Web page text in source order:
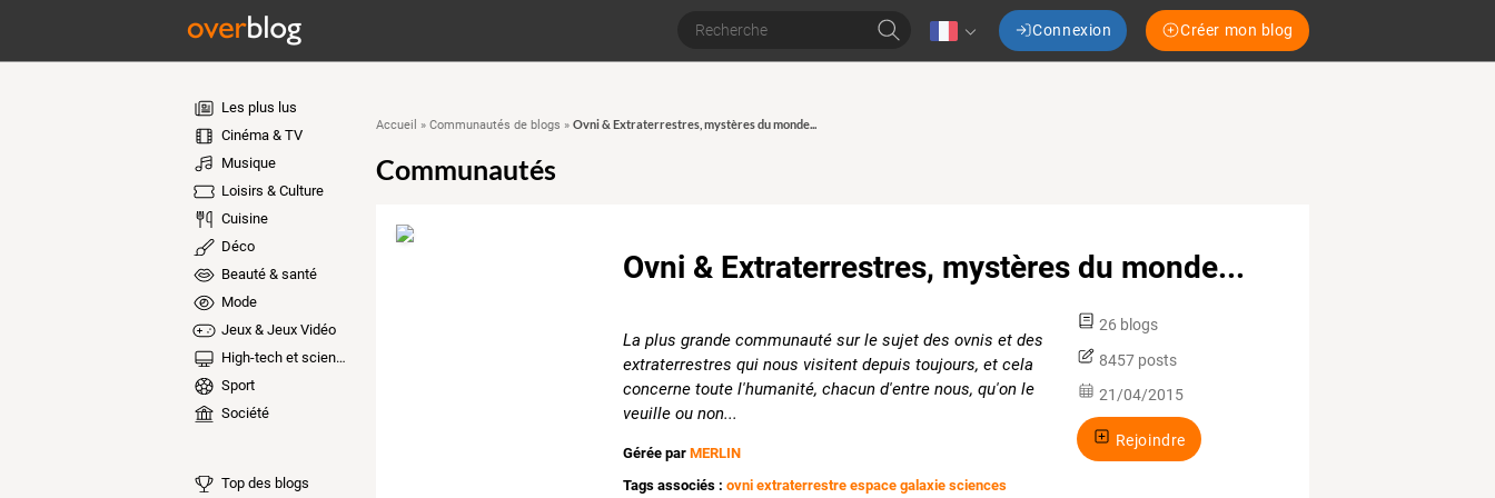
Connexion Créer mon blog
Les plus lus
Cinéma & TV
Musique
Loisirs & Culture
Cuisine
Déco
Beauté & santé
Mode
Jeux & Jeux Vidéo
High-tech et sciences
Sport
Société
Top des blogs
Accueil » Communautés de blogs » Ovni & Extraterrestres, mystères du monde...
Communautés
Ovni & Extraterrestres, mystères du monde...
La plus grande communauté sur le sujet des ovnis et des
extraterrestres qui nous visitent depuis toujours, et cela
concerne toute l'humanité, chacun d'entre nous, qu'on le
veuille ou non...
Gérée parMERLIN
Tags associés : ovni extraterrestre espace galaxie sciences
26 blogs
8457 posts
21/04/2015
Rejoindre